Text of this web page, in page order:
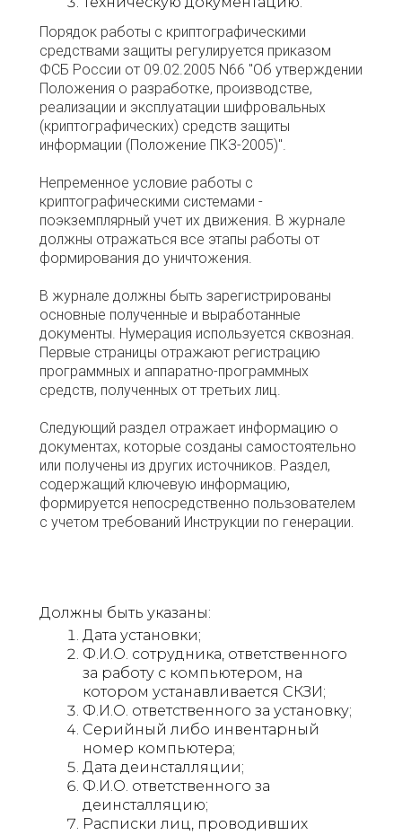
Порядок работы с криптографическими
средствами защиты регулируется приказом
ФСБ России от 09.02.2005 N66 "Об утверждении
Положения о разработке, производстве,
реализации и эксплуатации шифровальных
(криптографических) средств защиты
информации (Положение ПКЗ-2005)".
Непременное условие работы с
криптографическими системами -
поэкземплярный учет их движения. В журнале
должны отражаться все этапы работы от
формирования до уничтожения.
В журнале должны быть зарегистрированы
основные полученные и выработанные
документы. Нумерация используется сквозная.
Первые страницы отражают регистрацию
программных и аппаратно-программных
средств, полученных от третьих лиц.
Следующий раздел отражает информацию о
документах, которые созданы самостоятельно
или получены из других источников. Раздел,
содержащий ключевую информацию,
формируется непосредственно пользователем
с учетом требований Инструкции по генерации.
Должны быть указаны:
Дата установки;
Ф.И.О. сотрудника, ответственного
за работу с компьютером, на
котором устанавливается СКЗИ;
Ф.И.О. ответственного за установку;
Серийный либо инвентарный
номер компьютера;
Дата деинсталляции;
Ф.И.О. ответственного за
деинсталляцию;
Расписки лиц, проводивших